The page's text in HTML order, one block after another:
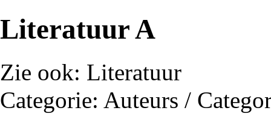
Literatuur A
Zie ook: Literatuur
Categorie: Auteurs /